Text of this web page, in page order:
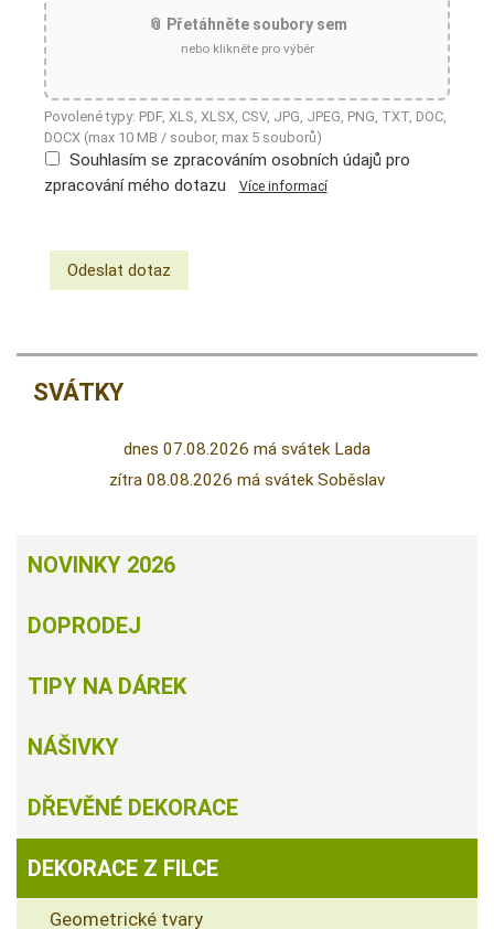
📎 Přetáhněte soubory sem
nebo klikněte pro výběr
Povolené typy: PDF, XLS, XLSX, CSV, JPG, JPEG, PNG, TXT, DOC,
DOCX (max 10 MB / soubor, max 5 souborů)
Souhlasím se zpracováním osobních údajů pro
zpracování mého dotazu
Více informací
SVÁTKY
dnes 07.08.2026 má svátek Lada
zítra 08.08.2026 má svátek Soběslav
NOVINKY 2026
DOPRODEJ
TIPY NA DÁREK
NÁŠIVKY
DŘEVĚNÉ DEKORACE
DEKORACE Z FILCE
Geometrické tvary